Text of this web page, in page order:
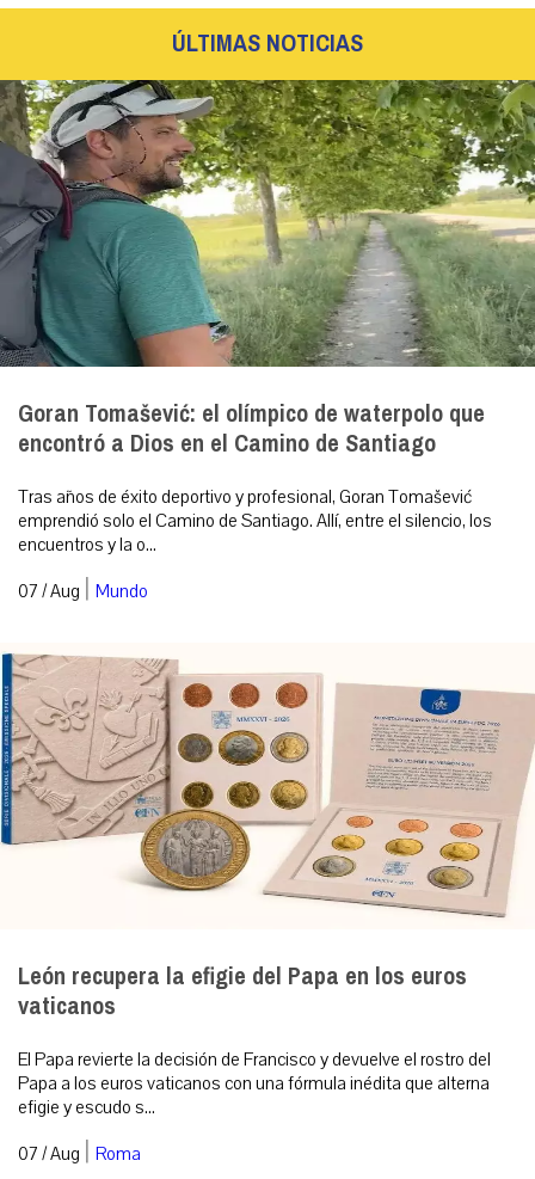
ÚLTIMAS NOTICIAS
Goran Tomašević: el olímpico de waterpolo que
encontró a Dios en el Camino de Santiago
Tras años de éxito deportivo y profesional, Goran Tomašević
emprendió solo el Camino de Santiago. Allí, entre el silencio, los
encuentros y la o...
07 / Aug | Mundo
León recupera la efigie del Papa en los euros
vaticanos
El Papa revierte la decisión de Francisco y devuelve el rostro del
Papa a los euros vaticanos con una fórmula inédita que alterna
efigie y escudo s...
07 / Aug | Roma